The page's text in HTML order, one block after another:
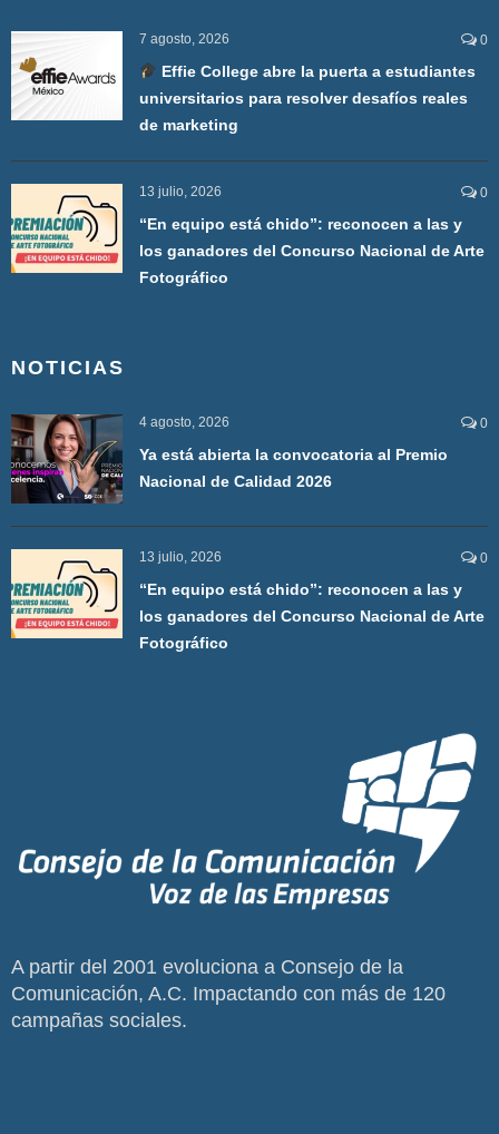
7 agosto, 2026 0
Effie College abre la puerta a estudiantes
universitarios para resolver desafíos reales
de marketing
13 julio, 2026 0
“En equipo está chido”: reconocen a las y
los ganadores del Concurso Nacional de Arte
Fotográfico
NOTICIAS
4 agosto, 2026 0
Ya está abierta la convocatoria al Premio
Nacional de Calidad 2026
13 julio, 2026 0
“En equipo está chido”: reconocen a las y
los ganadores del Concurso Nacional de Arte
Fotográfico
A partir del 2001 evoluciona a Consejo de la
Comunicación, A.C. Impactando con más de 120
campañas sociales.